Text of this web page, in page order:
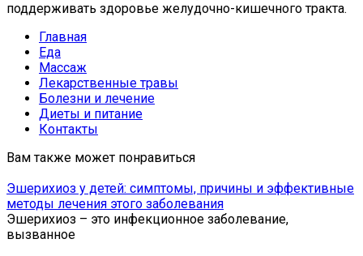
поддерживать здоровье желудочно-кишечного тракта.
Главная
Еда
Массаж
Лекарственные травы
Болезни и лечение
Диеты и питание
Контакты
Вам также может понравиться
Эшерихиоз у детей: симптомы, причины и эффективные
методы лечения этого заболевания
Эшерихиоз – это инфекционное заболевание,
вызванное